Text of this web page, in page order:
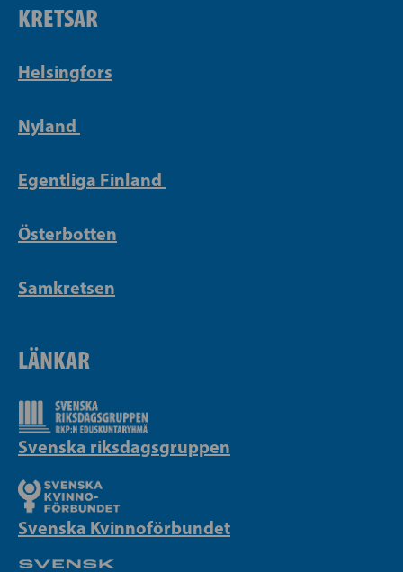
KRETSAR
Helsingfors
Nyland
Egentliga Finland
Österbotten
Samkretsen
LÄNKAR
Svenska riksdagsgruppen
Svenska Kvinnoförbundet